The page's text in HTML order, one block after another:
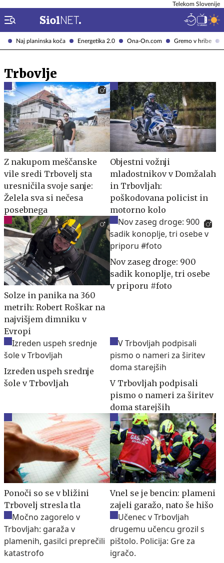
Naj planinska koča Energetika 2.0 Ona-On.com Gremo v hribe
Telekom Slovenije
Trbovlje
Z nakupom meščanske
vile sredi Trbovelj sta
uresničila svoje sanje:
Želela sva si nečesa
posebnega
Objestni vožnji
mladostnikov v Domžalah
in Trbovljah:
poškodovana policist in
motorno kolo
Solze in panika na 360
metrih: Robert Roškar na
najvišjem dimniku v
Evropi
Nov zaseg droge: 900
sadik konoplje, tri osebe
v priporu #foto
Izreden uspeh srednje
šole v Trbovljah
V Trbovljah podpisali
pismo o nameri za širitev
doma starejših
Ponoči so se v bližini
Trbovelj stresla tla
Vnel se je bencin: plameni
zajeli garažo, nato še hišo